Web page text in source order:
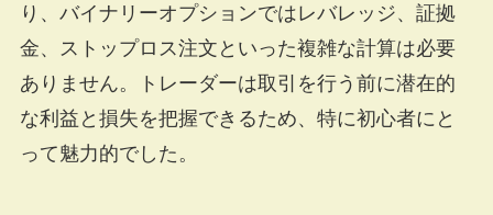
り、バイナリーオプションではレバレッジ、証拠
金、ストップロス注文といった複雑な計算は必要
ありません。トレーダーは取引を行う前に潜在的
な利益と損失を把握できるため、特に初心者にと
って魅力的でした。